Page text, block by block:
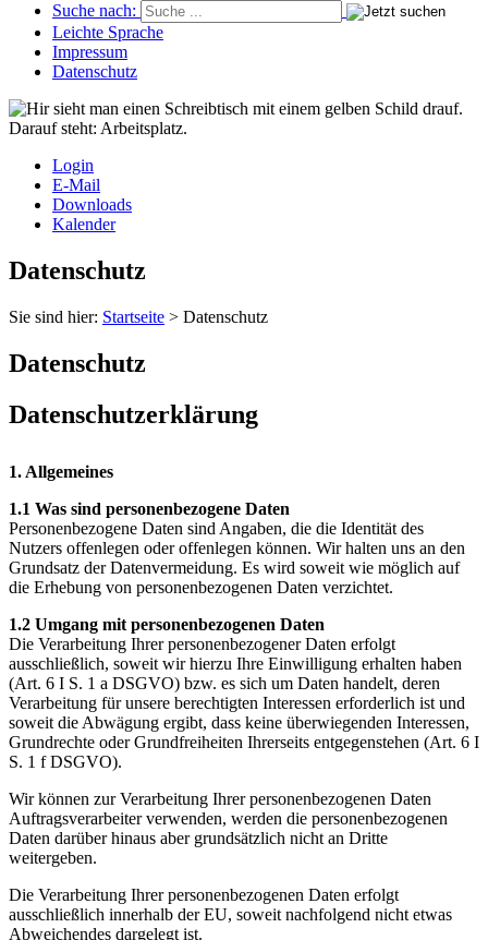
Suche nach:
Leichte Sprache
Impressum
Datenschutz
Login
E-Mail
Downloads
Kalender
Datenschutz
Sie sind hier: Startseite > Datenschutz
Datenschutz
Datenschutzerklärung
1. Allgemeines
1.1 Was sind personenbezogene Daten
Personenbezogene Daten sind Angaben, die die Identität des
Nutzers offenlegen oder offenlegen können. Wir halten uns an den
Grundsatz der Datenvermeidung. Es wird soweit wie möglich auf
die Erhebung von personenbezogenen Daten verzichtet.
1.2 Umgang mit personenbezogenen Daten
Die Verarbeitung Ihrer personenbezogener Daten erfolgt
ausschließlich, soweit wir hierzu Ihre Einwilligung erhalten haben
(Art. 6 I S. 1 a DSGVO) bzw. es sich um Daten handelt, deren
Verarbeitung für unsere berechtigten Interessen erforderlich ist und
soweit die Abwägung ergibt, dass keine überwiegenden Interessen,
Grundrechte oder Grundfreiheiten Ihrerseits entgegenstehen (Art. 6 I
S. 1 f DSGVO).
Wir können zur Verarbeitung Ihrer personenbezogenen Daten
Auftragsverarbeiter verwenden, werden die personenbezogenen
Daten darüber hinaus aber grundsätzlich nicht an Dritte
weitergeben.
Die Verarbeitung Ihrer personenbezogenen Daten erfolgt
ausschließlich innerhalb der EU, soweit nachfolgend nicht etwas
Abweichendes dargelegt ist.